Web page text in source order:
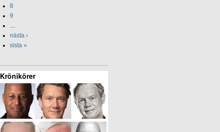
8
9
nästa ›
sista »
Krönikörer